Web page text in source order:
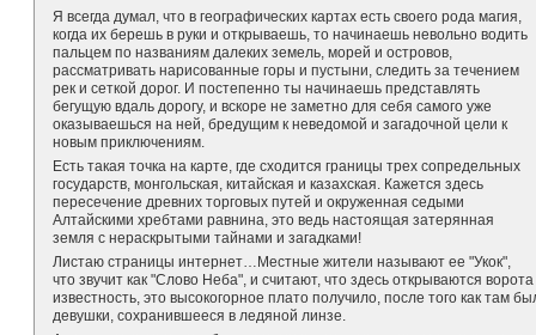
Я всегда думал, что в географических картах есть своего рода магия,
когда их берешь в руки и открываешь, то начинаешь невольно водить
пальцем по названиям далеких земель, морей и островов,
рассматривать нарисованные горы и пустыни, следить за течением
рек и сеткой дорог. И постепенно ты начинаешь представлять
бегущую вдаль дорогу, и вскоре не заметно для себя самого уже
оказываешься на ней, бредущим к неведомой и загадочной цели к
новым приключениям.
Есть такая точка на карте, где сходится границы трех сопредельных
государств, монгольская, китайская и казахская. Кажется здесь
пересечение древних торговых путей и окруженная седыми
Алтайскими хребтами равнина, это ведь настоящая затерянная
земля с нераскрытыми тайнами и загадками!
Листаю страницы интернет…Местные жители называют ее "Укок",
что звучит как "Слово Неба", и считают, что здесь открываются
известность, это высокогорное плато получило, после того как там
девушки, сохранившееся в ледяной линзе.